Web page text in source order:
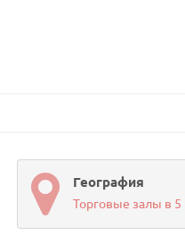
География
Торговые залы в 5